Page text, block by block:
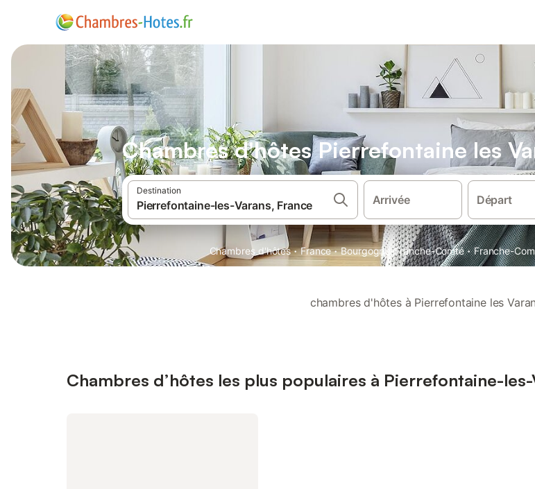
Chambres d'hôtes Pierrefontaine les
Destination
Arrivée Départ
Chambres d'hôtes · France · Bourgogne-Franche-Comté · Franche-
chambres d'hôtes à Pierrefontaine les
Chambres d’hôtes les plus populaires à Pierrefontaine-les-